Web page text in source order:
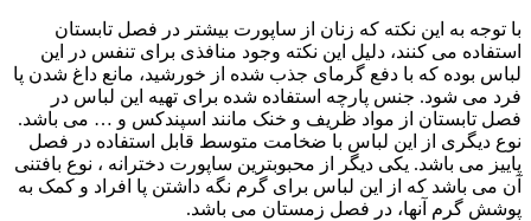
با توجه به این نکته که زنان از ساپورت بیشتر در فصل تابستان
استفاده می کنند، دلیل این نکته وجود منافذی برای تنفس در این
لباس بوده که با دفع گرمای جذب شده از خورشید، مانع داغ شدن پا
فرد می شود. جنس پارچه استفاده شده برای تهیه این لباس در
فصل تابستان از مواد ظریف و خنک مانند اسپندکس و … می باشد.
نوع دیگری از این لباس با ضخامت متوسط قابل استفاده در فصل
پاییز می باشد. یکی دیگر از محبوبترین ساپورت دخترانه ، نوع بافتنی
آن می باشد که از این لباس برای گرم نگه داشتن پا افراد و کمک به
پوشش گرم آنها، در فصل زمستان می باشد.